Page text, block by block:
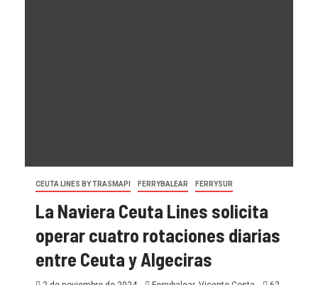
CEUTA LINES BY TRASMAPI FERRYBALEAR FERRYSUR
La Naviera Ceuta Lines solicita
operar cuatro rotaciones diarias
entre Ceuta y Algeciras